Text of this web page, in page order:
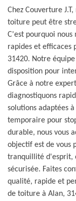
Chez Couverture
toiture peut être
C'est pourquoi nous
rapides et efficaces
31420. Notre
disposition pour
Grâce à notre
diagnostiquons
solutions adaptées
temporaire pour
durable, nous vous
objectif est de vous
tranquillité d'esprit,
sécurisée. Faites
qualité, rapide et
de toiture à Alan,